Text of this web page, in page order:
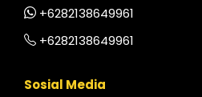
+6282138649961
+6282138649961
Sosial Media